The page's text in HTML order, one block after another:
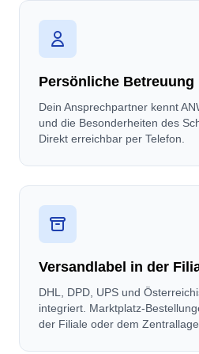
Persönliche Betreuung
Dein Ansprechpartner kennt
und die Besonderheiten des
Direkt erreichbar per Telefon.
Versandlabel in der
DHL, DPD, UPS und
integriert. Marktplatz-
der Filiale oder dem